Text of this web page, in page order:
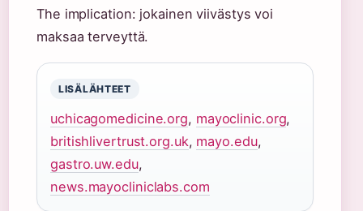
The implication: jokainen viivästys voi
maksaa terveyttä.
LISÄLÄHTEET
uchicagomedicine.org, mayoclinic.org,
britishlivertrust.org.uk, mayo.edu,
gastro.uw.edu,
news.mayocliniclabs.com